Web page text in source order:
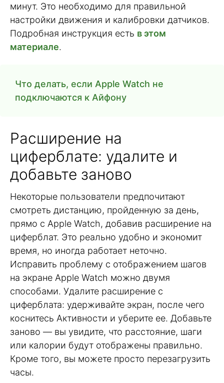
минут. Это необходимо для правильной
настройки движения и калибровки датчиков.
Подробная инструкция есть в этом
материале.
Что делать, если Apple Watch не
подключаются к Айфону
Расширение на
циферблате: удалите и
добавьте заново
Некоторые пользователи предпочитают
смотреть дистанцию, пройденную за день,
прямо с Apple Watch, добавив расширение на
циферблат. Это реально удобно и экономит
время, но иногда работает неточно.
Исправить проблему с отображением шагов
на экране Apple Watch можно двумя
способами. Удалите расширение с
циферблата: удерживайте экран, после чего
коснитесь Активности и уберите ее. Добавьте
заново — вы увидите, что расстояние, шаги
или калории будут отображены правильно.
Кроме того, вы можете просто перезагрузить
часы.